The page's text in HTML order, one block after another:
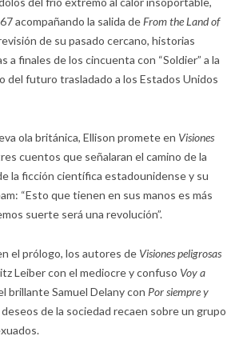
acompañando la salida deFrom the Land of
de su pasado cercano, historias
a finales de los cincuenta con “Soldier” a la
del futuro trasladado a los Estados Unidos
ola británica, Ellison promete en Visiones
cuentos que señalaran el camino de la
la ficción científica estadounidense y su
“Esto que tienen en sus manos es más
suerte será una revolución”.
el prólogo, los autores de Visiones peligrosas
Leiber con el mediocre y confuso Voy a
brillante Samuel Delany con Por siempre y
de la sociedad recaen sobre un grupo